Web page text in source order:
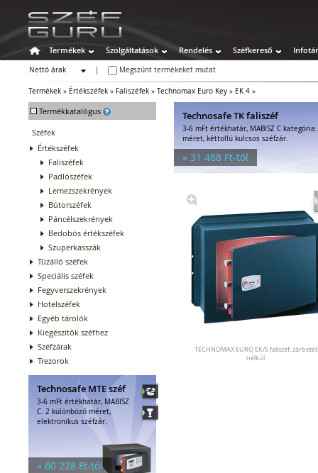
Termékek Szolgáltatások Rendelés Széfkereső Infotár
Nettó árak
Megszűnt termékeket mutat
Termékek » Értékszéfek » Faliszéfek » Technomax Euro Key » EK 4 »
- Termékkatalógus
Széfek
Értékszéfek
Faliszéfek
Padlószéfek
Lemezszekrények
Bútorszéfek
Páncélszekrények
Bedobós értékszéfek
Szuperkasszák
Tűzálló széfek
Speciális széfek
Fegyverszekrények
Hotelszéfek
Egyéb tárolók
Kiegészítők széfhez
Széfzárak
Trezorok
Technosafe MTE széf
3-6 mFt értékhatár, MABISZ
C. 2 különböző méret,
elektronikus széfzár.
» 60 228 Ft-tól
Technosafe TK faliszéf
3-6 mFt értékhatár, MABISZ C
méret, kéttollú kulcsos széfzár.
» 31 488 Ft-tól
TECHNOMAX EURO EK/5 faliszéf, zárbetét
nélkül